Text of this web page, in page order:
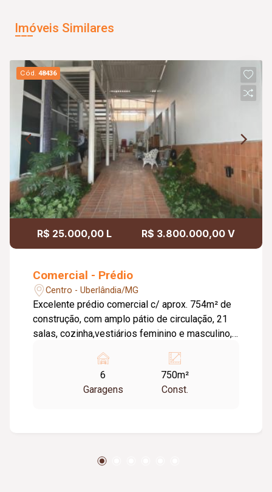
Imóveis Similares
Cód.48436
R$ 25.000,00 L R$ 3.800.000,00 V
Comercial - Prédio
Centro - Uberlândia/MG
Excelente prédio comercial c/ aprox. 754m² de
construção, com amplo pátio de circulação, 21
salas, cozinha,vestiários feminino e masculino,
*** MÓVEIS NÃO FAZEM PARTE DA LOCAÇÃO
6
Garagens
750m²
Const.